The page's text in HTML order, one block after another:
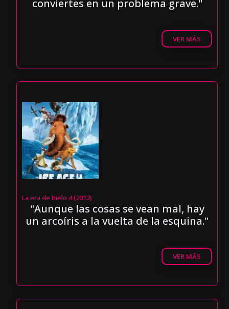
conviertes en un problema grave."
VER MÁS
La era de hielo 4 (2012)
"Aunque las cosas se vean mal, hay
un arcoíris a la vuelta de la esquina."
VER MÁS